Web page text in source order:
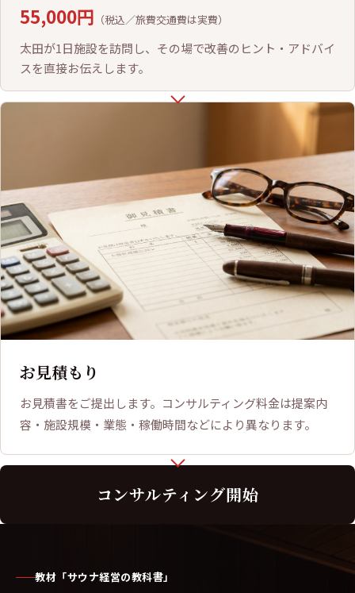
55,000円 （税込／旅費交通費は実費）
太田が1日施設を訪問し、その場で改善のヒント・アドバイ
スを直接お伝えします。
お見積もり
お見積書をご提出します。コンサルティング料金は提案内
容・施設規模・業態・稼働時間などにより異なります。
コンサルティング開始
教材「サウナ経営の教科書」